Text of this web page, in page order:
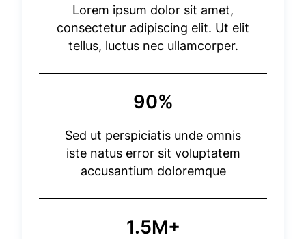
Lorem ipsum dolor sit amet,
consectetur adipiscing elit. Ut elit
tellus, luctus nec ullamcorper.
90%
Sed ut perspiciatis unde omnis
iste natus error sit voluptatem
accusantium doloremque
1.5M+